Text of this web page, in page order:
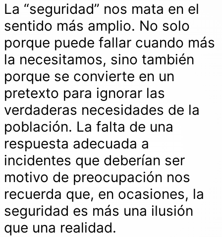
La “seguridad” nos mata en el
sentido más amplio. No solo
porque puede fallar cuando más
la necesitamos, sino también
porque se convierte en un
pretexto para ignorar las
verdaderas necesidades de la
población. La falta de una
respuesta adecuada a
incidentes que deberían ser
motivo de preocupación nos
recuerda que, en ocasiones, la
seguridad es más una ilusión
que una realidad.